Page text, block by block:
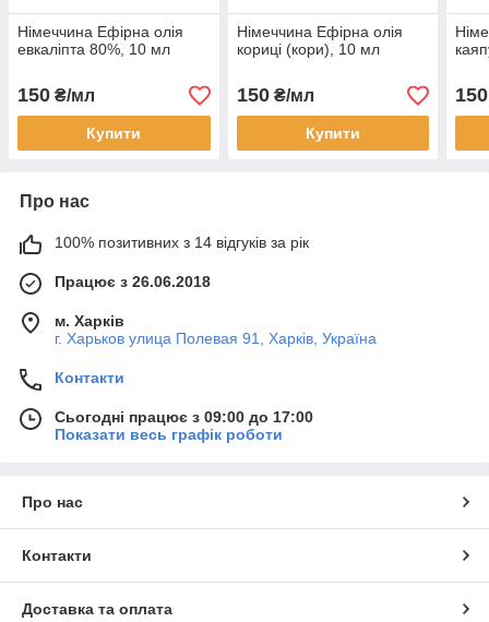
Німеччина Ефірна олія
евкаліпта 80%, 10 мл
150 ₴/мл
Купити
Німеччина Ефірна олія
кориці (кори), 10 мл
150₴/мл
Купити
150
Про нас
100% позитивних з 14 відгуків за рік
Працює з 26.06.2018
м. Харків
г. Харьков улица Полевая 91, Харків, Україна
Контакти
Сьогодні працює з 09:00 до 17:00
Показати весь графік роботи
Про нас
Контакти
Доставка та оплата